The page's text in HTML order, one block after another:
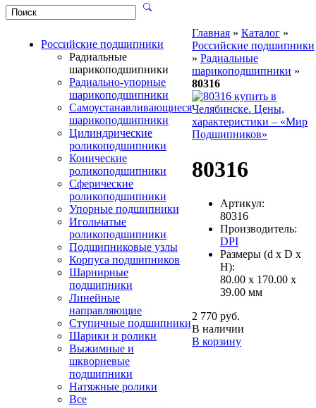
Российские подшипники
Радиальные
шарикоподшипники
Радиально-упорные
шарикоподшипники
Самоустанавливающиеся
шарикоподшипники
Цилиндрические
роликоподшипники
Конические
роликоподшипники
Сферические
роликоподшипники
Упорные подшипники
Игольчатые
роликоподшипники
Подшипниковые узлы
Корпуса подшипников
Шарнирные
подшипники
Линейные
направляющие
Ступичные подшипники
Шарики и ролики
Выжимные и
шкворневые
подшипники
Натяжные ролики
Все
Главная » Каталог »
Российские подшипники
» Радиальные
шарикоподшипники »
80316
80316
Артикул:
80316
Производитель:
DPI
Размеры (d x D x
H):
80.00 x 170.00 x
39.00 мм
2 770 руб.
В наличии
В корзину